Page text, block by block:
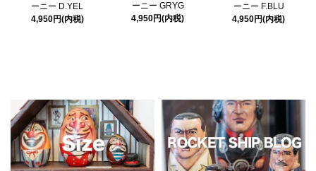
ーニー D.YEL
4,950円(内税)
ーニー GRYG
4,950円(内税)
ーニー F.BLU
4,950円(内税)